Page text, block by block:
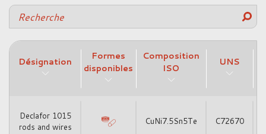
Désignation
Formes
disponibles
Composition
ISO
UNS
Declafor 1015
rods and wires
CuNi7.5Sn5Te C72670